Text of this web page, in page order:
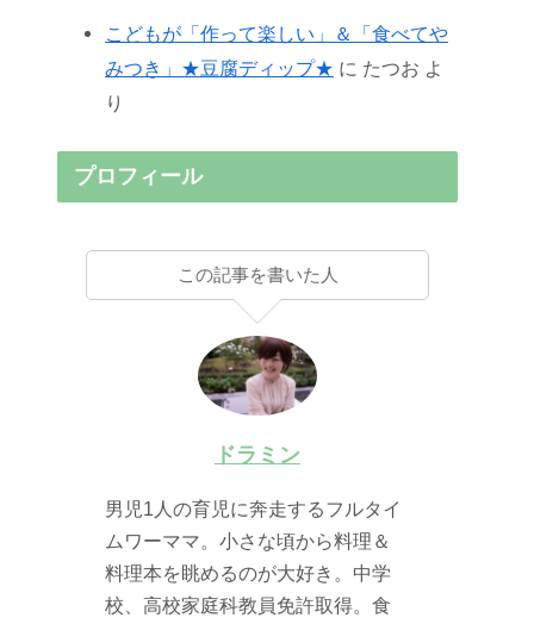
こどもが「作って楽しい」＆「食べてや
みつき」★豆腐ディップ★ に たつお よ
り
プロフィール
この記事を書いた人
ドラミン
男児1人の育児に奔走するフルタイ
ムワーママ。小さな頃から料理＆
料理本を眺めるのが大好き。中学
校、高校家庭科教員免許取得。食